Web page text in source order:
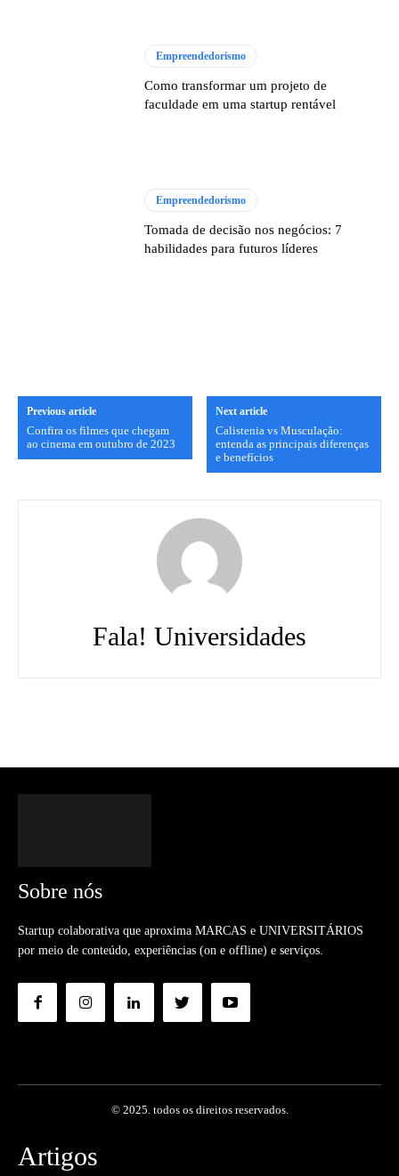
Empreendedorismo
Como transformar um projeto de
faculdade em uma startup rentável
Empreendedorismo
Tomada de decisão nos negócios: 7
habilidades para futuros líderes
Previous article
Confira os filmes que chegam
ao cinema em outubro de 2023
Next article
Calistenia vs Musculação:
entenda as principais diferenças
e benefícios
Fala! Universidades
Sobre nós
Startup colaborativa que aproxima MARCAS e UNIVERSITÁRIOS
por meio de conteúdo, experiências (on e offline) e serviços.
© 2025. todos os direitos reservados.
Artigos